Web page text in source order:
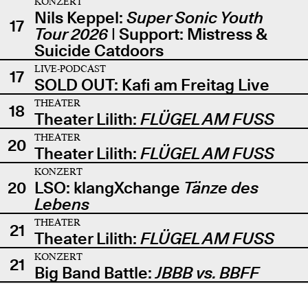
17 Nils Keppel: Super Sonic Youth
Tour 2026| Support: Mistress &
Suicide Catdoors
17
LIVE-PODCAST
SOLD OUT: Kafi am Freitag Live
18
THEATER
Theater Lilith: FLÜGEL AM FUSS
20
THEATER
Theater Lilith: FLÜGEL AM FUSS
20
KONZERT
LSO: klangXchange Tänze des
Lebens
21
THEATER
Theater Lilith: FLÜGEL AM FUSS
21
KONZERT
Big Band Battle:JBBB vs. BBFF